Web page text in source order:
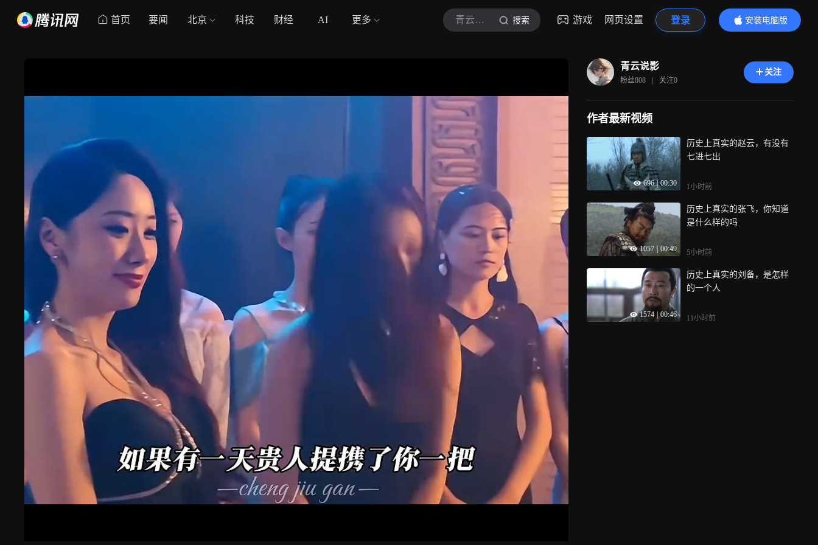
首页 要闻 北京 科技 财经 AI 更多 青云说影 搜索 游戏 网页设置 登录
安装电脑版
内容更精彩
青云说影
粉丝808 | 关注0
关注
作者最新视频
696 | 00:30
历史上真实的赵云，有没有
七进七出
1小时前
1057 00:49
历史上真实的张飞，你知道
是什么样的吗
5小时前
1574 00:46
历史上真实的刘备，是怎样
的一个人
11小时前